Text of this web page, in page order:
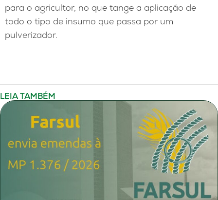
para o agricultor, no que tange a aplicação de
todo o tipo de insumo que passa por um
pulverizador.
LEIA TAMBÉM